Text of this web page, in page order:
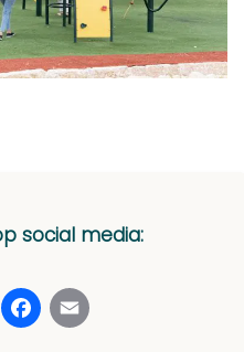
social media:
TwitterFacebook